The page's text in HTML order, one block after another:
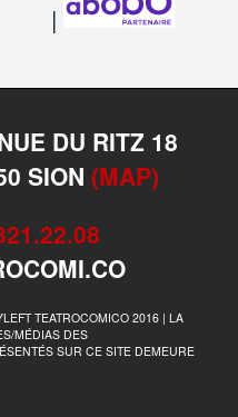
|
DU RITZ 18
SION (MAP)
TEATROCOMICO 2016 | LA
MÉDIAS DES
SUR CE SITE DEMEURE